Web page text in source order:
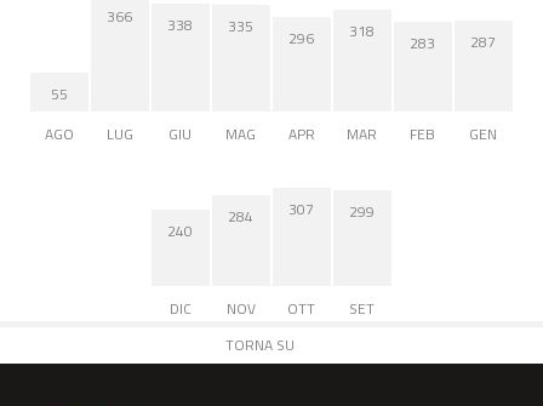
55
AGO
366
LUG
338
GIU
335
MAG
296
APR
318
MAR
283
FEB
287
GEN
240
DIC
284
NOV
307
OTT
299
SET
TORNA SU